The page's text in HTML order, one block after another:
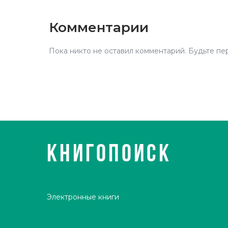
Комментарии
Пока никто не оставил комментарий. Будьте
КНИГОПОИСК
Электронные книги